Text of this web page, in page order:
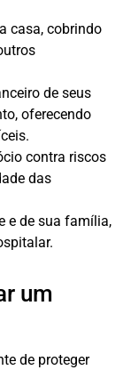
casa, cobrindo
de seus
oferecendo
contra riscos
das
e de sua família,
um
de proteger